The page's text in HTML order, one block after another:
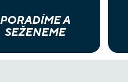
PORADÍME A
SEŽENEME